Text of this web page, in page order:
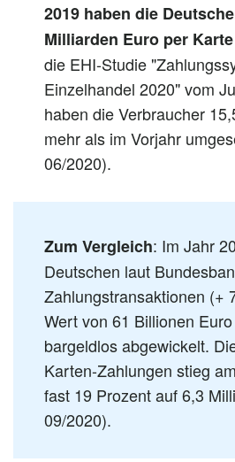
2019 haben die
Milliarden Euro per
die EHI-Studie
Einzelhandel 2020" vom
haben die Verbraucher
mehr als im Vorjahr
06/2020).
Zum Vergleich: Im Jahr
Deutschen laut
Zahlungstransaktionen (+
Wert von 61 Billionen
bargeldlos abgewickelt.
Karten-Zahlungen stieg
fast 19 Prozent auf 6,3
09/2020).